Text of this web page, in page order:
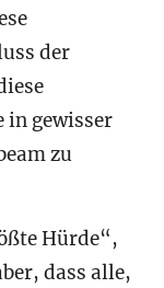
der
in gewisser
zu
Hürde“,
dass alle,